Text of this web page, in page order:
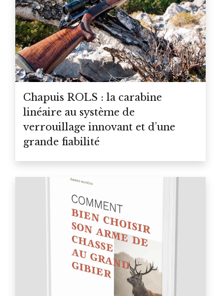
Chapuis ROLS : la carabine
linéaire au système de
verrouillage innovant et d’une
grande fiabilité